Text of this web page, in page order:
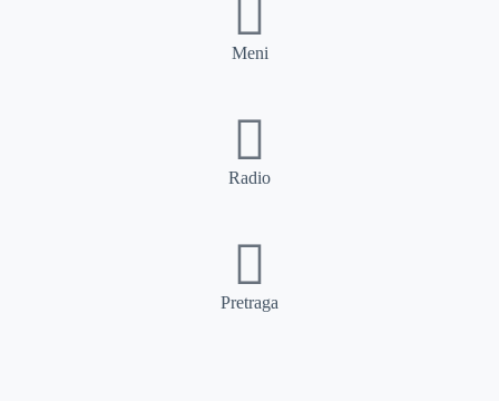
Meni
Radio
Pretraga